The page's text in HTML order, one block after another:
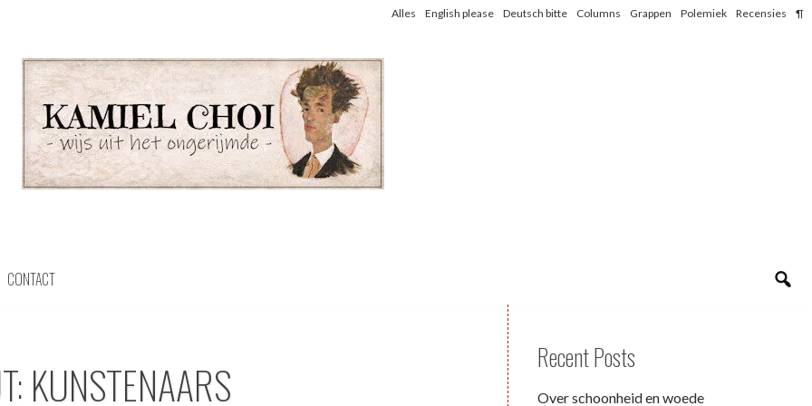
Alles English please Deutsch bitte Columns Grappen Polemiek Recensies ¶
CONTACT
KUNSTENAARS Recent Posts
Over schoonheid en woede